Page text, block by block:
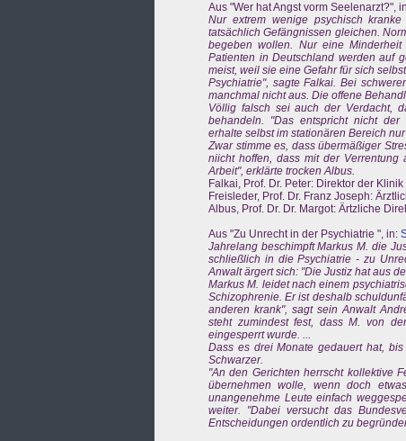
Aus "Wer hat Angst vorm Seelenarzt?",
Nur extrem wenige psychisch
tatsächlich Gefängnissen gleichen.
begeben wollen. Nur eine
Patienten in Deutschland werden auf
meist, weil sie eine Gefahr für sich
Psychiatrie", sagte Falkai. Bei
manchmal nicht aus. Die offene
Völlig falsch sei auch der Verdacht,
behandeln. "Das entspricht nicht der
erhalte selbst im stationären Bereich
Zwar stimme es, dass übermäßiger
niicht hoffen, dass mit der
Arbeit", erklärte trocken Albus.
Falkai, Prof. Dr. Peter: Direktor der
Freisleder, Prof. Dr. Franz Joseph:
Albus, Prof. Dr. Dr. Margot: Ärtzliche
Aus "Zu Unrecht in der Psychiatrie ", in:
Jahrelang beschimpft Markus M. die
schließlich in die Psychiatrie - zu
Anwalt ärgert sich: "Die Justiz hat aus
Markus M. leidet nach einem
Schizophrenie. Er ist deshalb
anderen krank", sagt sein Anwalt
steht zumindest fest, dass M. von
eingesperrt wurde. ...
Dass es drei Monate gedauert hat,
Schwarzer.
"An den Gerichten herrscht kollektive
übernehmen wolle, wenn doch
unangenehme Leute einfach
weiter. "Dabei versucht das
Entscheidungen ordentlich zu